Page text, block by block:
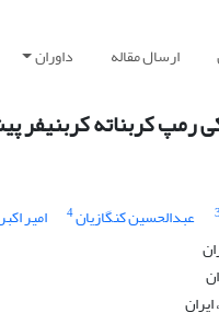
ارسال مقاله داوران
رمپ کربناته
3 عبدالحسین کنگازیان4 امیر